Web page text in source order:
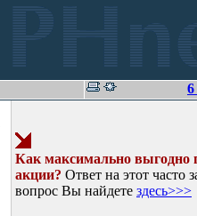
6
Как максимально выгодно
акции? Ответ на этот часто
вопрос Вы найдете здесь>>>